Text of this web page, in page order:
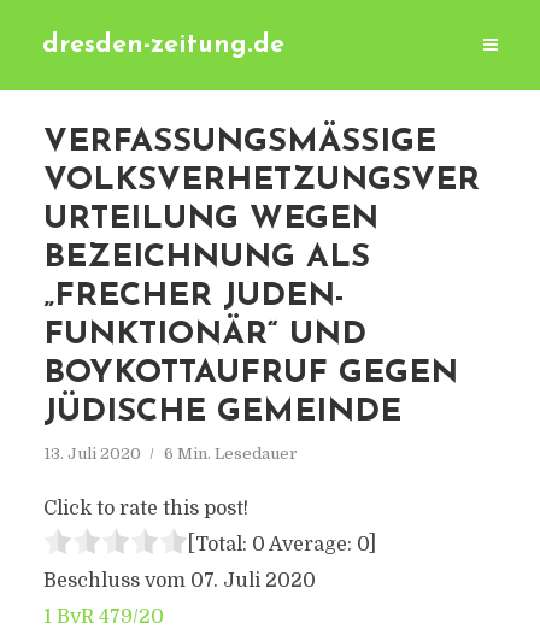
dresden-zeitung.de
VERFASSUNGSMÄSSIGE V
OLKSVERHETZUNGSVERU
RTEILUNG WEGEN B
EZEICHNUNG ALS „
FRECHER JUDEN-F
UNKTIONÄR“ UND B
OYKOTTAUFRUF GEGEN J
ÜDISCHE GEMEINDE
13. Juli 2020 6 Min. Lesedauer
Click to rate this post!
[Total: 0 Average: 0]
Beschluss vom 07. Juli 2020
1 BvR 479/20